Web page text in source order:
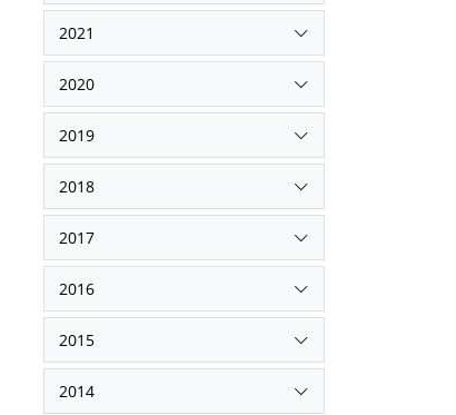
2021
2020
2019
2018
2017
2016
2015
2014